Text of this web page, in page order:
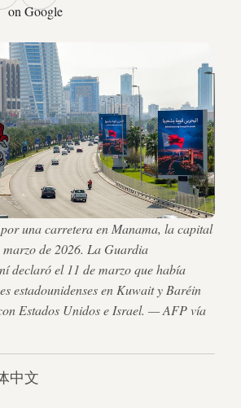
on Google
una carretera en Manama, la capital
de 2026. La Guardia
declaró el 11 de marzo que había
estadounidenses en Kuwait y Baréin
Estados Unidos e Israel. — AFP vía
中文